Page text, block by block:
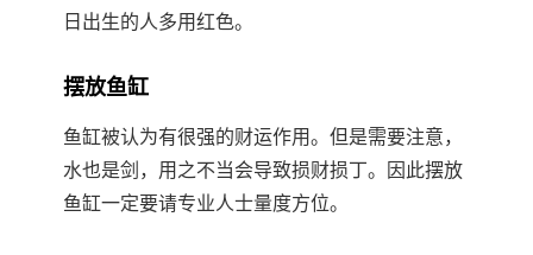
日出生的人多用红色。
摆放鱼缸
鱼缸被认为有很强的财运作用。但是需要注意，
水也是剑，用之不当会导致损财损丁。因此摆放
鱼缸一定要请专业人士量度方位。